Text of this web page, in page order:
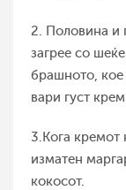
2. Половина и
загрее со
брашното, кое
вари густ
3.Кога кремот
изматен
кокосот.